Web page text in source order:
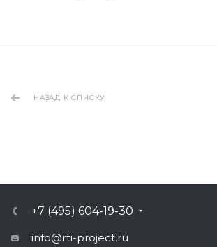
НАЗАД К СПИСКУ
+7 (495) 604-19-30
info@rti-project.ru